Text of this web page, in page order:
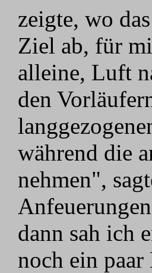
zeigte, wo
Ziel ab, für
alleine, Luft
den
während die
nehmen",
dann sah ich
noch ein